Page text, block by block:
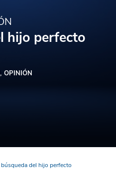
hijo perfecto
OPINIÓN
búsqueda del hijo perfecto